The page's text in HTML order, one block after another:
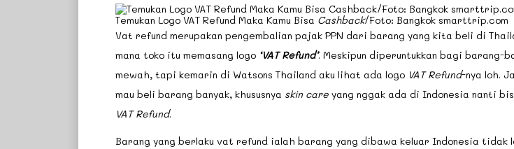
Temukan Logo VAT Refund Maka Kamu Bisa Cashback/Foto: Bangkok smarttrip.com
Vat refund merupakan pengembalian pajak PPN dari barang yang kita beli di
mana toko itu memasang logo ‘VAT Refund’. Meskipun diperuntukkan bagi barang-
mewah, tapi kemarin di Watsons Thailand aku lihat ada logo VAT Refund-nya loh.
mau beli barang banyak, khususnya skin careyang nggak ada di Indonesia nanti
VAT Refund.
Barang yang berlaku vat refund ialah barang yang dibawa keluar Indonesia tidak